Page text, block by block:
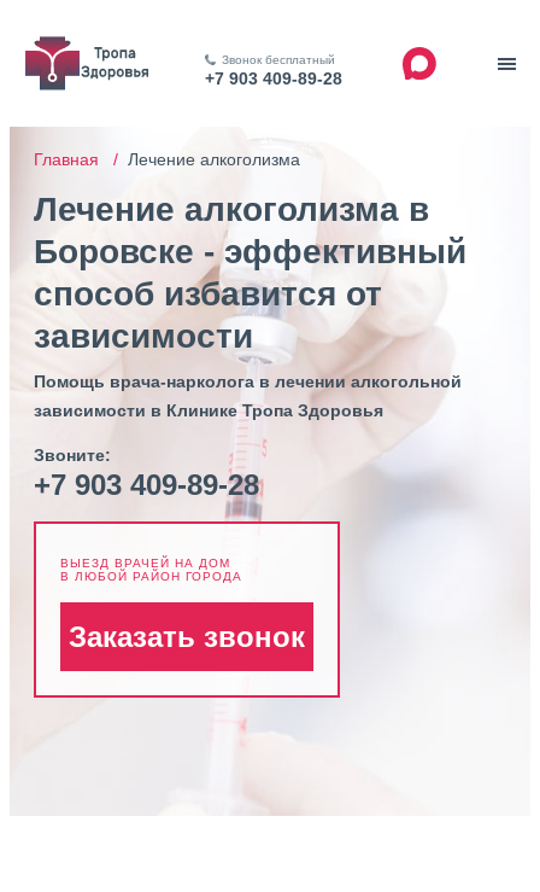
Звонок бесплатный
+7 903 409-89-28
Главная / Лечение алкоголизма
Лечение алкоголизма в
Боровске - эффективный
способ избавится от
зависимости
Помощь врача-нарколога в лечении алкогольной
зависимости в Клинике Тропа Здоровья
Звоните:
+7 903 409-89-28
ВЫЕЗД ВРАЧЕЙ НА ДОМ
В ЛЮБОЙ РАЙОН ГОРОДА
Заказать звонок